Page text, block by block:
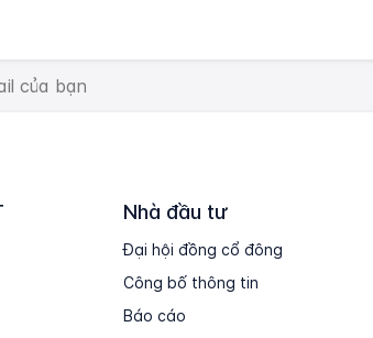
Nhà đầu tư
Đại hội đồng cổ đông
Công bố thông tin
Báo cáo